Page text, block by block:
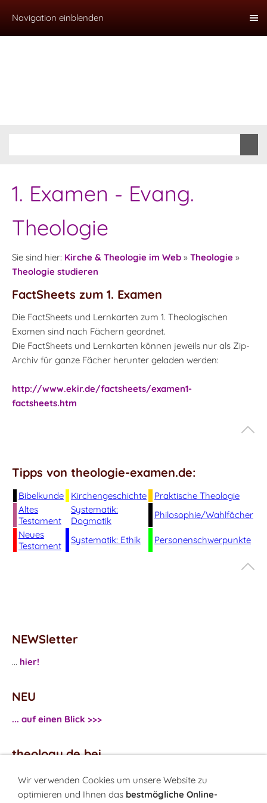
Navigation einblenden
1. Examen - Evang.
Theologie
Sie sind hier: Kirche & Theologie im Web » Theologie »
Theologie studieren
FactSheets zum 1. Examen
Die FactSheets und Lernkarten zum 1. Theologischen
Examen sind nach Fächern geordnet.
Die FactSheets und Lernkarten können jeweils nur als Zip-
Archiv für ganze Fächer herunter geladen werden:
http://www.ekir.de/factsheets/examen1-
factsheets.htm
Tipps von theologie-examen.de:
Bibelkunde Kirchengeschichte
Praktische Theologie
Altes
Testament
Systematik:
Dogmatik
Philosophie/Wahlfächer
Neues
Testament
Systematik: Ethik Personenschwerpunkte
NEWSletter
... hier!
NEU
... auf einen Blick >>>
theology.de bei
...Facebook
...Twitter
Wir verwenden Cookies um unsere Website zu
optimieren und Ihnen das bestmögliche Online-